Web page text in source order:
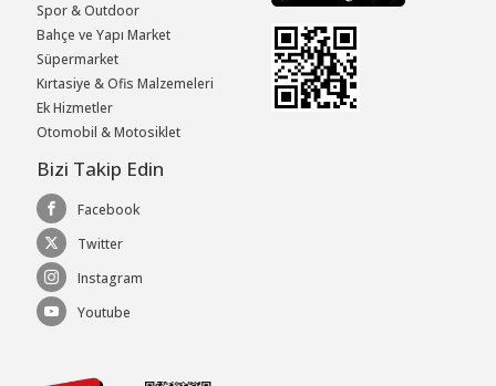
Spor & Outdoor
Bahçe ve Yapı Market
Süpermarket
Kırtasiye & Ofis Malzemeleri
Ek Hizmetler
Otomobil & Motosiklet
Bizi Takip Edin
Facebook
Twitter
Instagram
Youtube